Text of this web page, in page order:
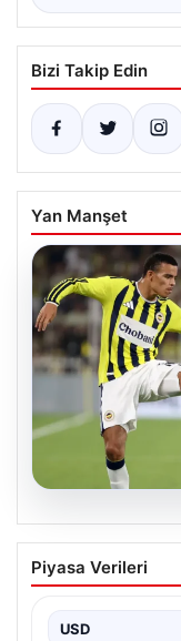
Bizi Takip Edin
Yan Manşet
özeleştiri:
Piyasa Verileri
USD